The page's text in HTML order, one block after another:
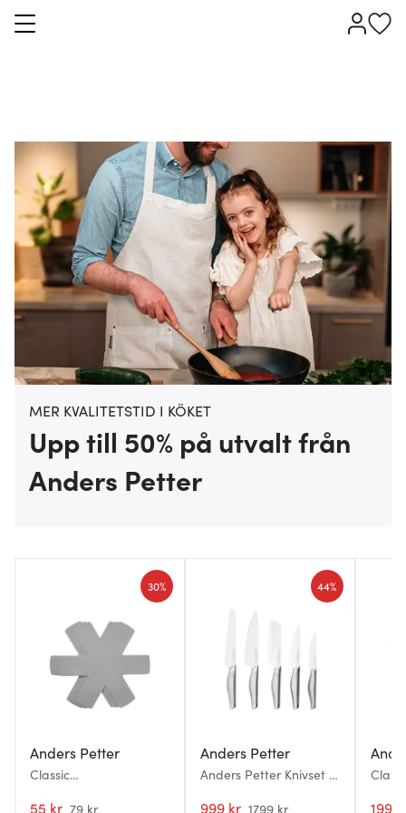
MER KVALITETSTID I KÖKET
Upp till 50% på utvalt från
Anders Petter
Anders Petter
Classic
pack grå
55 kr 79 kr
30%
Anders Petter
Anders Petter Knivset 5
999 kr 1799 kr
44%
199